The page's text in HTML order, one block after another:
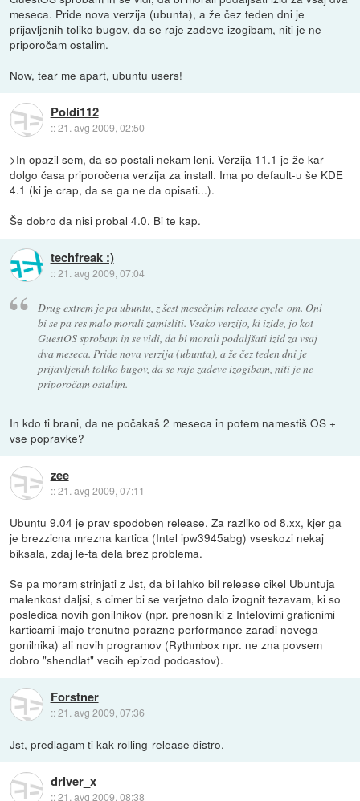
meseca. Pride nova verzija (ubunta), a že čez teden dni je
prijavljenih toliko bugov, da se raje zadeve izogibam, niti je ne
priporočam ostalim.
Now, tear me apart, ubuntu users!
Poldi112
::21. avg 2009, 02:50
>In opazil sem, da so postali nekam leni. Verzija 11.1 je že kar
dolgo časa priporočena verzija za install. Ima po default-u še KDE
4.1 (ki je crap, da se ga ne da opisati...).
Še dobro da nisi probal 4.0. Bi te kap.
techfreak :)
::21. avg 2009, 07:04
Drug extrem je pa ubuntu, z šest mesečnim release cycle-om. Oni
bi se pa res malo morali zamisliti. Vsako verzijo, ki izide, jo kot
GuestOS sprobam in se vidi, da bi morali podaljšati izid za vsaj
dva meseca. Pride nova verzija (ubunta), a že čez teden dni je
prijavljenih toliko bugov, da se raje zadeve izogibam, niti je ne
priporočam ostalim.
In kdo ti brani, da ne počakaš 2 meseca in potem namestiš OS +
vse popravke?
zee
::21. avg 2009, 07:11
Ubuntu 9.04 je prav spodoben release. Za razliko od 8.xx, kjer ga
je brezzicna mrezna kartica (Intel ipw3945abg) vseskozi nekaj
biksala, zdaj le-ta dela brez problema.
Se pa moram strinjati z Jst, da bi lahko bil release cikel Ubuntuja
malenkost daljsi, s cimer bi se verjetno dalo izognit tezavam, ki so
posledica novih gonilnikov (npr. prenosniki z Intelovimi graficnimi
karticami imajo trenutno porazne performance zaradi novega
gonilnika) ali novih programov (Rythmbox npr. ne zna povsem
dobro "shendlat" vecih epizod podcastov).
Forstner
::21. avg 2009, 07:36
Jst, predlagam ti kak rolling-release distro.
driver_x
::21. avg 2009, 08:38